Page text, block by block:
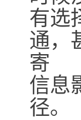
有选
通，
寄
信息
径。